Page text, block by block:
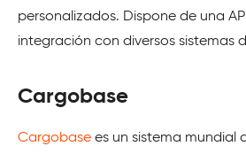
personalizados. Dispone de una
integración con diversos sistemas
Cargobase
Cargobase es un sistema mundial